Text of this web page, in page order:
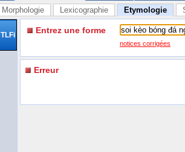
Morphologie Lexicographie Etymologie
TLFi Entrez une forme
notices corrigées
Erreur